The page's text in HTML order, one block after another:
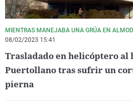
MIENTRAS MANEJABA UNA GRÚA EN
08/02/2023 15:41
Trasladado en helicóptero al
Puertollano tras sufrir un
pierna